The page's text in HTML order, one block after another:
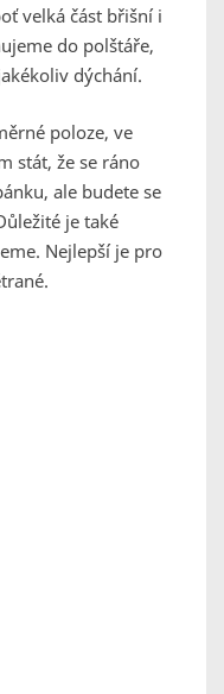
velká část břišní i
do polštáře,
dýchání.
poloze, ve
stát, že se ráno
ale budete se
je také
Nejlepší je pro